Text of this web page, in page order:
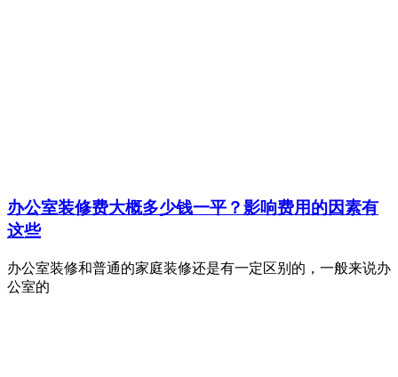
办公室装修费大概多少钱一平？影响费用的因素有
这些
办公室装修和普通的家庭装修还是有一定区别的，一般来说办
公室的